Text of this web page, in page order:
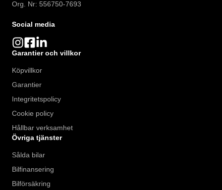
Org. Nr: 556750-7693
Social media
Garantier och villkor
Köpvillkor
Garantier
Integritetspolicy
Cookie policy
Hållbar verksamhet
Övriga tjänster
Sålda bilar
Bilfinansering
Bilförsäkring